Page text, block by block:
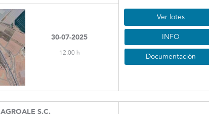
30-07-2025
12:00 h
Ver lotes
INFO
Documentación